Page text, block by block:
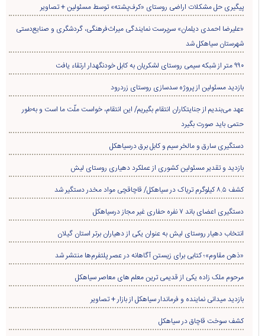
پیگیری حل مشکلات اراضی روستای «کرف‌پشته» توسط مسئولین + تصاویر
«علیرضا احمدی دیلمان» سرپرست نمایندگی میراث‌فرهنگی، گردشگری و صنایع‌دستی
شهرستان سیاهکل شد
۹۹۰ متر از شبکه سیمی روستای لشکریان به کابل خودنگهدار ارتقاء یافت
بازدید مسئولین از پروژه سدسازی روستای زردرود
عهد می‌بندیم از جنایتکاران انتقام بگیریم/ این انتقام، خواست ملّت ما است و به‌طور
حتمی باید صورت بگیرد
دستگیری سارق و مالخر سیم و کابل برق درسیاهکل
بازدید و تقدیر مسئولین کشوری از عملکرد دهیاری روستای لیش
کشف ۸.۵ کیلوگرم تریاک در سیاهکل/ قاچاقچی مواد مخدر دستگیر شد
دستگیری اعضای باند ۷ نفره حفاری غير مجاز درسیاهکل
انتخاب دهیار روستای لیش به عنوان یکی از دهیاران برتر استان گیلان
«ذهن مقاوم»؛ کتابی برای زیستن آگاهانه در عصر پلتفرم‌ها منتشر شد
مرحوم ملک زاده یکی از قدیمی ترین معلم های معاصر سیاهکل
بازدید میدانی نماینده و فرماندار سیاهکل از بازار + تصاویر
کشف سوخت قاچاق در سياهکل